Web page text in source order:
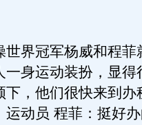
界冠军杨威和程菲
身运动装扮，显得
，他们很快来到办
运动员 程菲：挺好